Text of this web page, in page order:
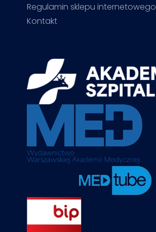
Regulamin sklepu internetowego
Kontakt